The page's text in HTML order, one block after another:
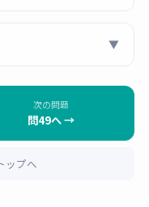
し、
がなく、なだらかな
の盛り上がり）
▼
剤は結晶質より溶
、難溶性薬物の吸
だし非晶質は熱力
結晶化して溶出特
次の問題
問49へ →
ップへ